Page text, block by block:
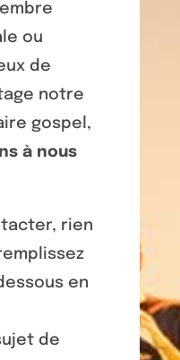
ou
de
notre
gospel,
à nous
rien
en
de